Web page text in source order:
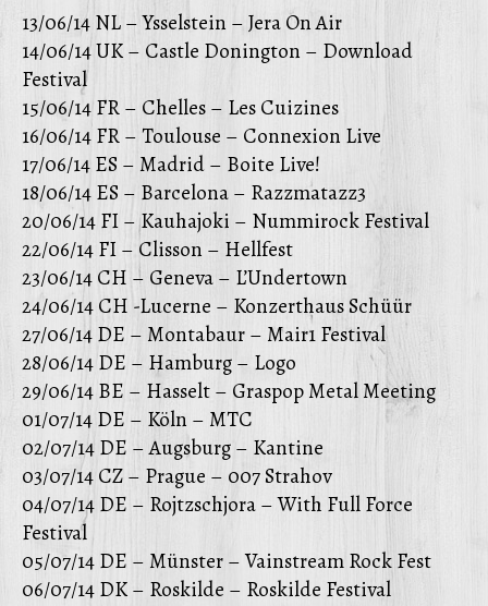
13/06/14 NL – Ysselstein – Jera On Air
14/06/14 UK – Castle Donington – Download
Festival
15/06/14 FR – Chelles – Les Cuizines
16/06/14 FR – Toulouse – Connexion Live
17/06/14 ES – Madrid – Boite Live!
18/06/14 ES – Barcelona – Razzmatazz3
20/06/14 FI – Kauhajoki – Nummirock Festival
22/06/14 FI – Clisson – Hellfest
23/06/14 CH – Geneva – L’Undertown
24/06/14 CH -Lucerne – Konzerthaus Schüür
27/06/14 DE – Montabaur – Mair1 Festival
28/06/14 DE – Hamburg – Logo
29/06/14 BE – Hasselt – Graspop Metal Meeting
01/07/14 DE – Köln – MTC
02/07/14 DE – Augsburg – Kantine
03/07/14 CZ – Prague – 007 Strahov
04/07/14 DE – Rojtzschjora – With Full Force
Festival
05/07/14 DE – Münster – Vainstream Rock Fest
06/07/14 DK – Roskilde – Roskilde Festival